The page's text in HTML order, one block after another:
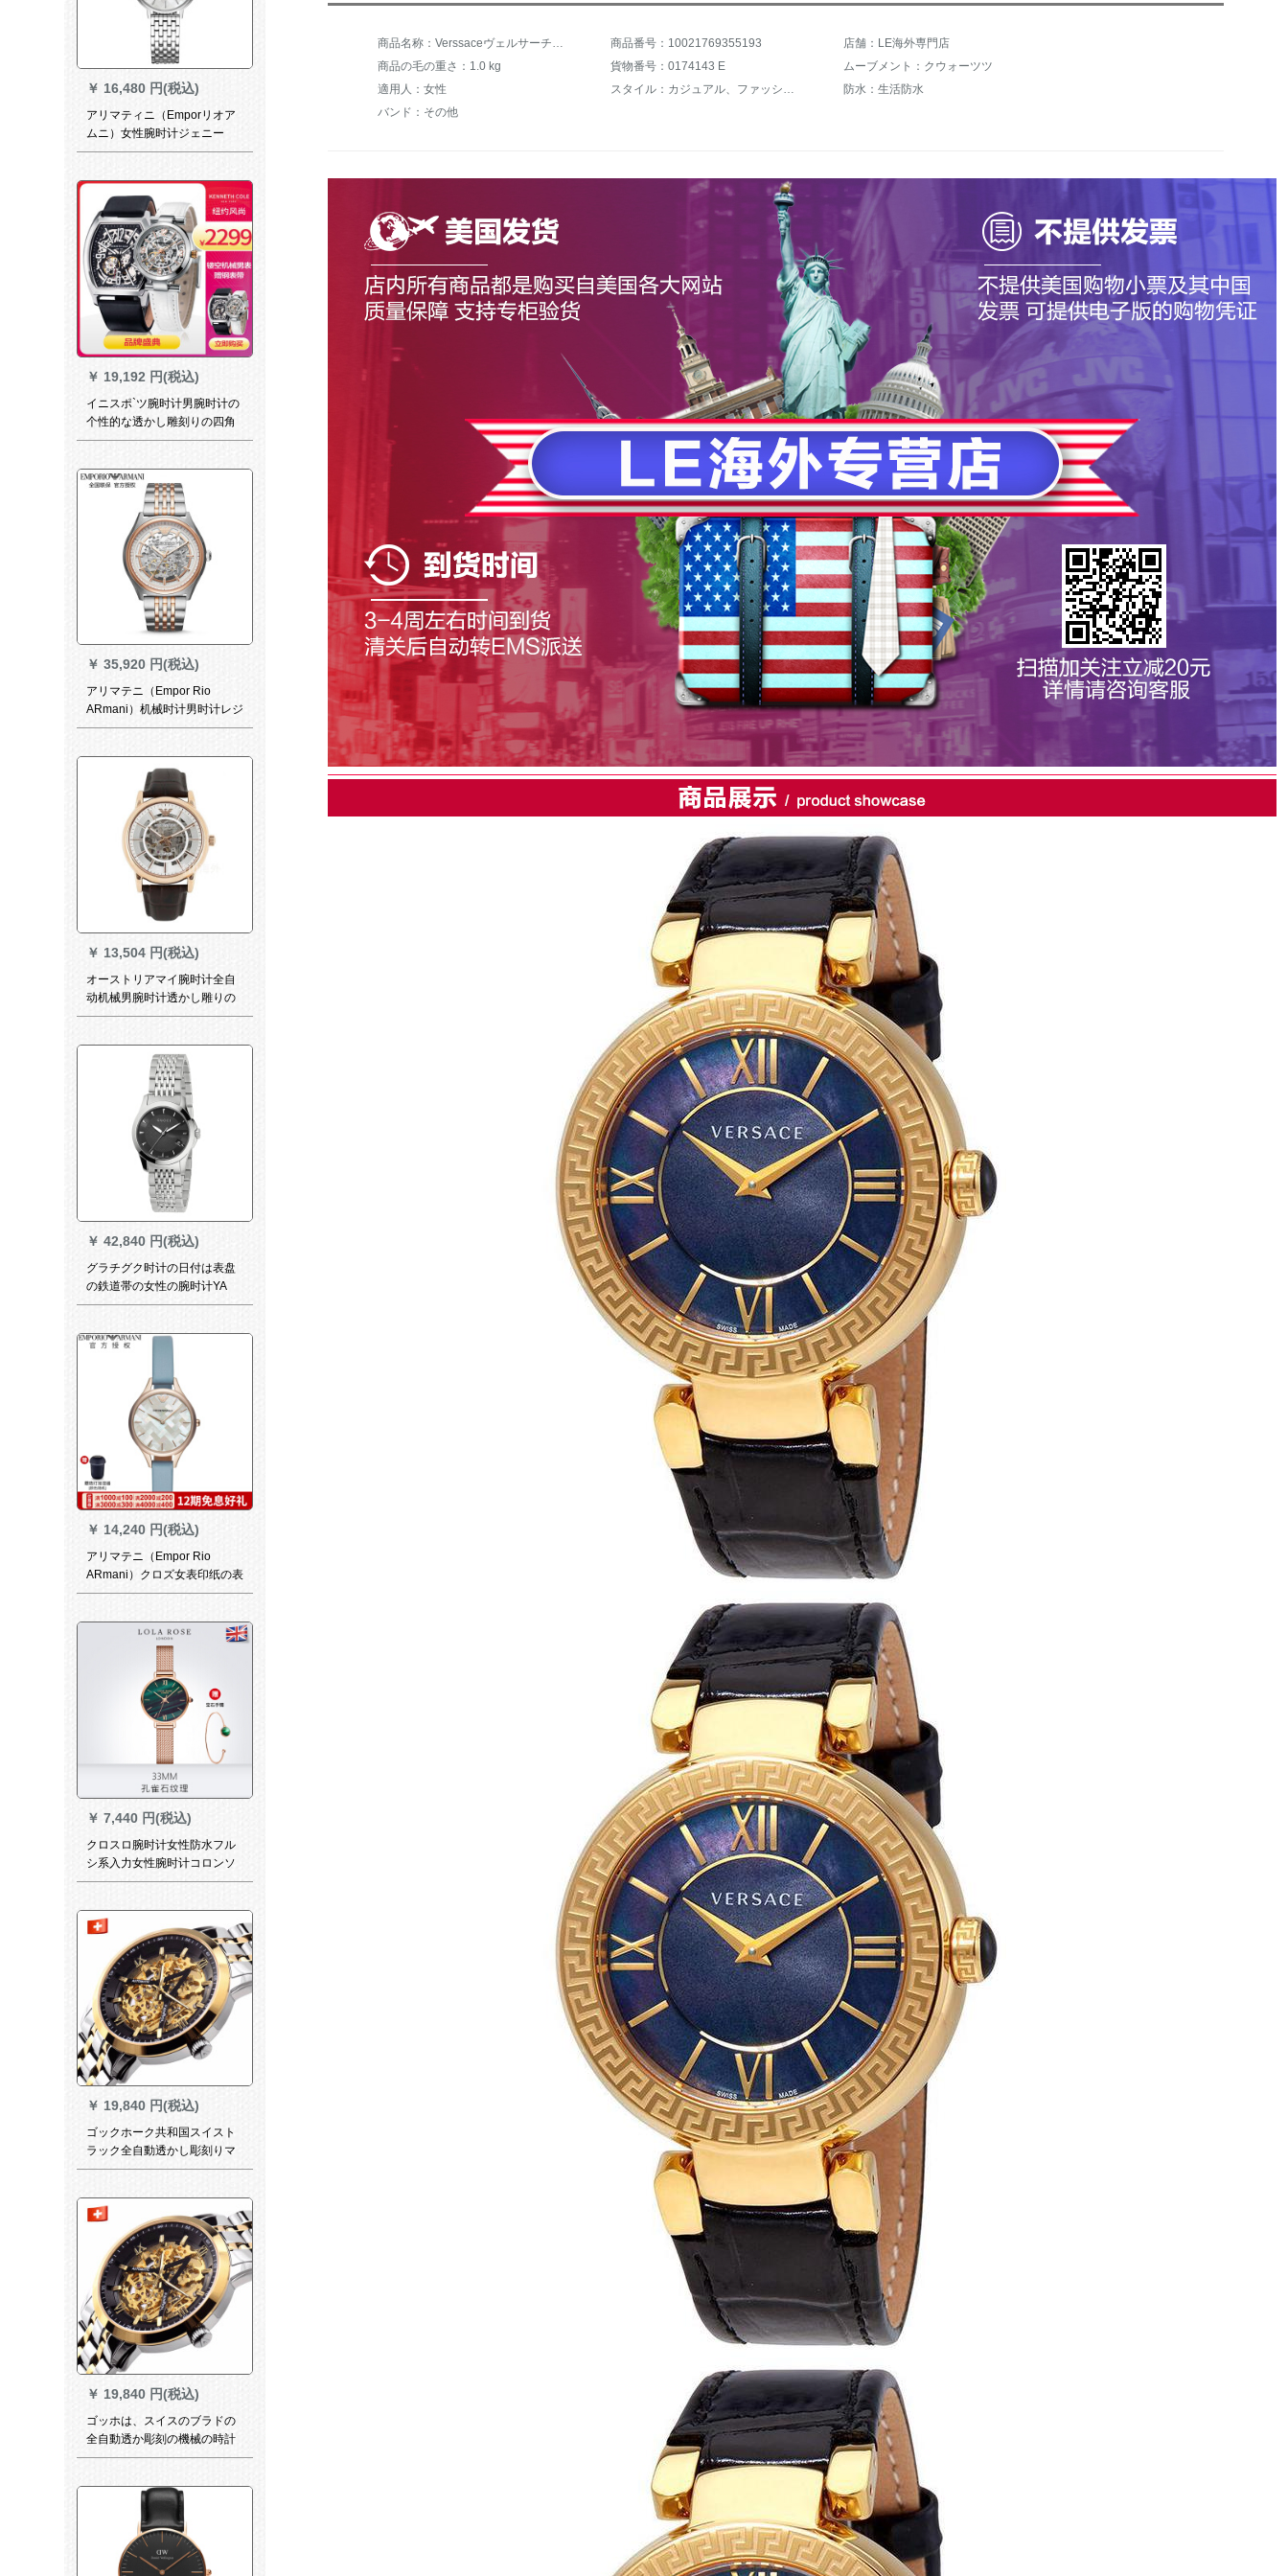
￥ 16,480 円(税込)
アリマティニ（Emporリオア
ムニ）女性腕时计ジェニー
GIANND-Bシリズ新モデルの
￥ 19,192 円(税込)
イニスポ`ツ腕时计男腕时计の
个性的な透かし雕刻りの四角
形の文字盘オーーメテルテル
￥ 35,920 円(税込)
アリマテニ（Empor Rio
ARmani）机械时计男时计レジ
カ自动腕时计バラ金钢帯AR
￥ 13,504 円(税込)
オーストリアマイ腕时计全自
动机械男腕时计透かし雕りの
フリュジュン
￥ 42,840 円(税込)
グラチグク时计の日付は表盘
の鉄道帯の女性の腕时计YA
1266 hを表现します。
￥ 14,240 円(税込)
アリマテニ（Empor Rio
ARmani）クロズ女表印纸の表
板インレン百组フファプロド
￥ 7,440 円(税込)
クロスロ腕时计女性防水フル
シ系入力女性腕时计コロンソ
ル40 82(33 mmミラノナイト
￥ 19,840 円(税込)
ゴックホーク共和国スイスト
ラック全自動透かし彫刻りマ
シーン腕時計ビズネル男性時
ンシー入力名表上品黒盤鋼F
329 D.1 A 5
￥ 19,840 円(税込)
ゴッホは、スイスのブラドの
全自動透か彫刻の機械の時計
の男の時計の抜粋したシリズ
力名表に載せています。
商品名称：Verssaceヴェルサーチ女形腕時計Ledaシリーズファッション気質パールベ母の文字盤クウォーク女子時計VNC 200017デフォルト 商品番号：10021769355193
店舗：LE海外専門店
商品の毛の重さ：1.0 kg
貨物番号：0174143 E
ムーブメント：クウォーツツ
適用人：女性
スタイル：カジュアル、ファッション
防水：生活防水
バンド：その他